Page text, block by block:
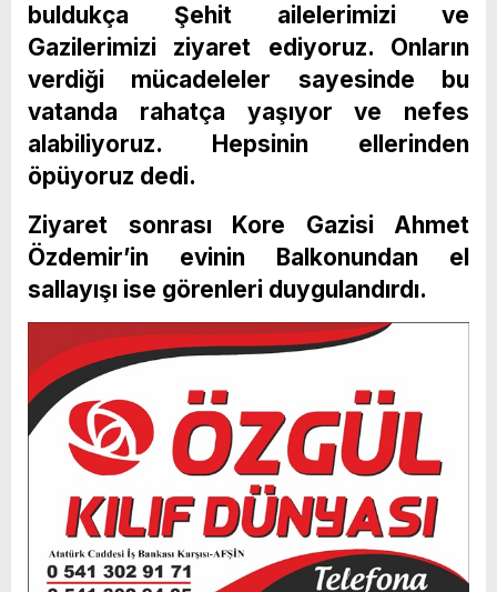
buldukça Şehit ailelerimizi ve
Gazilerimizi ziyaret ediyoruz. Onların
verdiği mücadeleler sayesinde bu
vatanda rahatça yaşıyor ve nefes
alabiliyoruz. Hepsinin ellerinden
öpüyoruz dedi.
Ziyaret sonrası Kore Gazisi Ahmet
Özdemir’in evinin Balkonundan el
sallayışı ise görenleri duygulandırdı.